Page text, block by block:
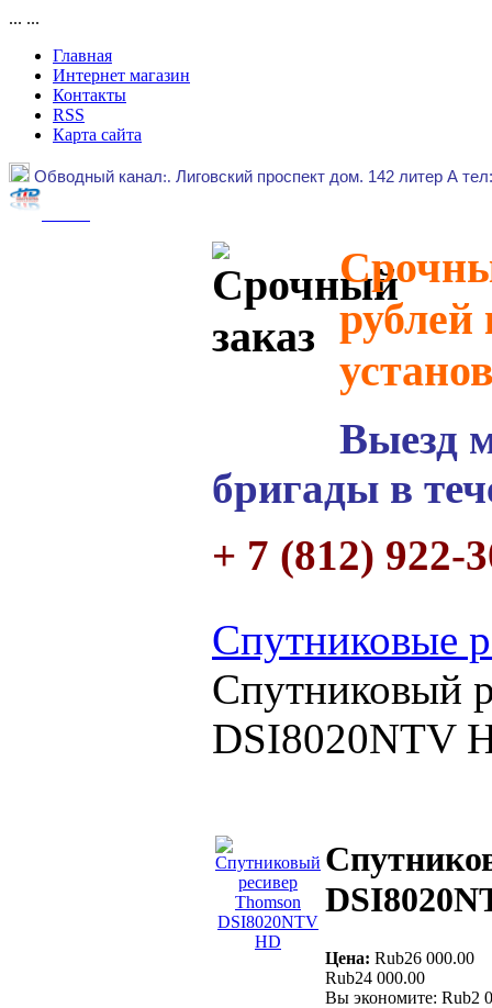
... ...
Главная
Интернет магазин
Контакты
RSS
Карта сайта
Обводный канал:. Лиговский проспект дом. 142 литер А
рублей
Выезд
бригады в
+ 7 (812) 922-
Спутниковые
Спутниковый
DSI8020NTV
Цена: Rub26 000.00
Rub24 000.00
Вы экономите: Rub2